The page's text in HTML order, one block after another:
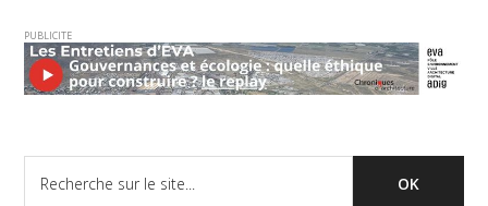
PUBLICITE